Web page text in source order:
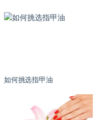
如何挑选指甲油